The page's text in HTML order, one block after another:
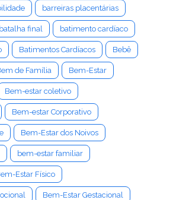
barreiras placentárias
batalha final batimento cardíaco
Batimentos Cardíacos Bebê
de Família Bem-Estar
Bem-estar coletivo
Bem-estar Corporativo
Bem-Estar dos Noivos
bem-estar familiar
Estar Físico
Bem-Estar Gestacional